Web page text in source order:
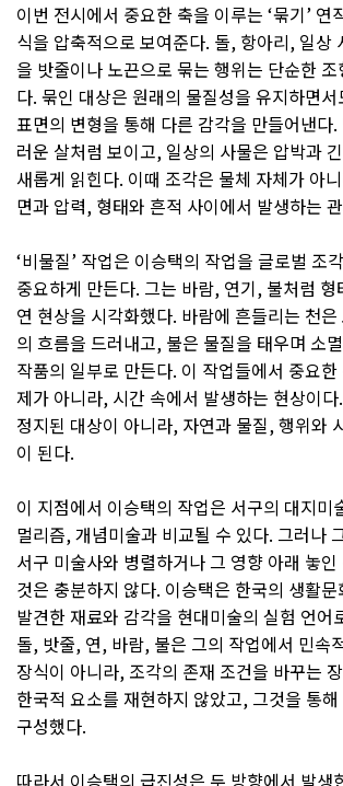
이번 전시에서 중요한 축을 이루는 ‘묶기’ 연
식을 압축적으로 보여준다. 돌, 항아리, 일상
을 밧줄이나 노끈으로 묶는 행위는 단순한
다. 묶인 대상은 원래의 물질성을 유지하면
표면의 변형을 통해 다른 감각을 만들어낸다
러운 살처럼 보이고, 일상의 사물은 압박과
새롭게 읽힌다. 이때 조각은 물체 자체가 아
면과 압력, 형태와 흔적 사이에서 발생하는
‘비물질’ 작업은 이승택의 작업을 글로벌 조
중요하게 만든다. 그는 바람, 연기, 불처럼
연 현상을 시각화했다. 바람에 흔들리는 천
의 흐름을 드러내고, 불은 물질을 태우며 소
작품의 일부로 만든다. 이 작업들에서 중요
제가 아니라, 시간 속에서 발생하는 현상이
정지된 대상이 아니라, 자연과 물질, 행위와
이 된다.
이 지점에서 이승택의 작업은 서구의 대지미
멀리즘, 개념미술과 비교될 수 있다. 그러나
서구 미술사와 병렬하거나 그 영향 아래 놓
것은 충분하지 않다. 이승택은 한국의 생활
발견한 재료와 감각을 현대미술의 실험 언어
돌, 밧줄, 연, 바람, 불은 그의 작업에서 민속
장식이 아니라, 조각의 존재 조건을 바꾸는
한국적 요소를 재현하지 않았고, 그것을 통
구성했다.
따라서 이승택의 급진성은 두 방향에서 발생